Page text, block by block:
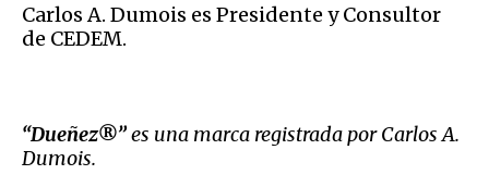
Carlos A. Dumois es Presidente y Consultor
de CEDEM.
“Dueñez®”es una marca registrada por Carlos A.
Dumois.